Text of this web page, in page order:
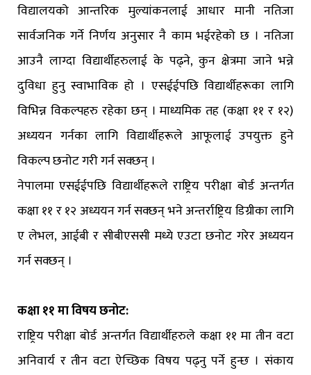
विद्यालयको आन्तरिक मुल्यांकनलाई आधार मानी नतिजा
सार्वजनिक गर्ने निर्णय अनुसार नै काम भईरहेको छ । नतिजा
आउनै लाग्दा विद्यार्थीहरुलाई के पढ्ने, कुन क्षेत्रमा जाने भन्ने
दुविधा हुनु स्वाभाविक हो । एसईईपछि विद्यार्थीहरूका लागि
विभिन्न विकल्पहरु रहेका छन् । माध्यमिक तह (कक्षा ११ र १२)
अध्ययन गर्नका लागि विद्यार्थीहरूले आफूलाई उपयुक्त हुने
विकल्प छनोट गरी गर्न सक्छन् ।
नेपालमा एसईईपछि विद्यार्थीहरूले राष्ट्रिय परीक्षा बोर्ड अन्तर्गत
कक्षा ११ र १२ अध्ययन गर्न सक्छन् भने अन्तर्राष्ट्रिय डिग्रीका लागि
ए लेभल, आईबी र सीबीएससी मध्ये एउटा छनोट गरेर अध्ययन
गर्न सक्छन् ।
कक्षा ११ मा विषय छनोट:
राष्ट्रिय परीक्षा बोर्ड अन्तर्गत विद्यार्थीहरुले कक्षा ११ मा तीन वटा
अनिवार्य र तीन वटा ऐच्छिक विषय पढ्नु पर्ने हुन्छ । संकाय